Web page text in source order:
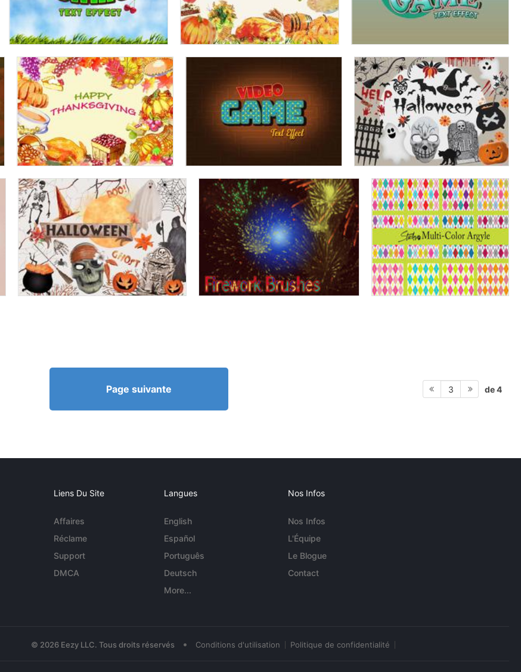
Page suivante 3 de 4
Liens Du Site
Affaires
Réclame
Support
DMCA
Langues
English
Español
Português
Deutsch
More...
Nos Infos
Nos Infos
L'Équipe
Le Blogue
Contact
© 2026 Eezy LLC. Tous droits réservés • Conditions d'utilisation Politique de confidentialité